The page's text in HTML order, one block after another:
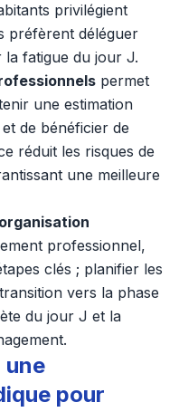
privilégient
préfèrent déléguer
fatigue du jour J.
permet
une estimation
de bénéficier de
réduit les risques de
une meilleure
organisation
professionnel,
clés ; planifier les
vers la phase
du jour J et la
une
pour